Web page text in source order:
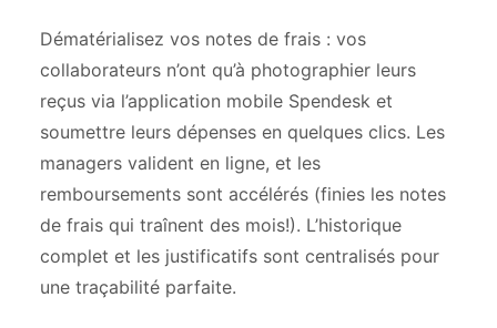
Dématérialisez vos notes de frais : vos
collaborateurs n’ont qu’à photographier leurs
reçus via l’application mobile Spendesk et
soumettre leurs dépenses en quelques clics. Les
managers valident en ligne, et les
remboursements sont accélérés (finies les notes
de frais qui traînent des mois!). L’historique
complet et les justificatifs sont centralisés pour
une traçabilité parfaite.